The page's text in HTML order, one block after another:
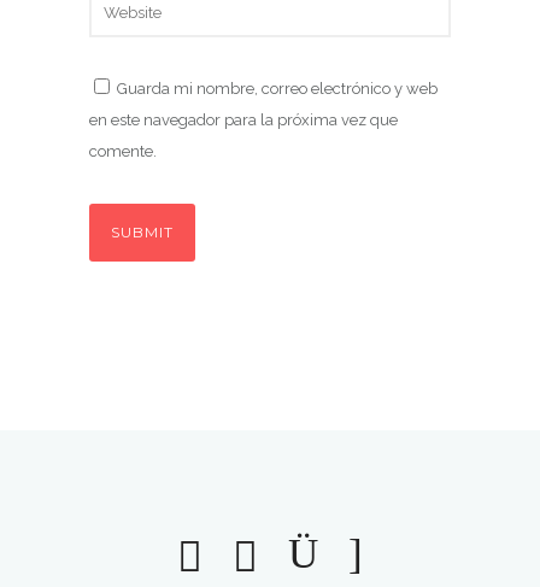
Guarda mi nombre, correo electrónico y web
en este navegador para la próxima vez que
comente.